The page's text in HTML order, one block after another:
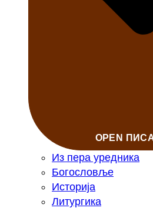
OPEN
Из пера уредника
Богословље
Историја
Литургика